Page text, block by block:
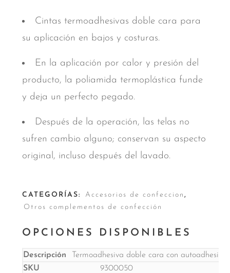
Cintas termoadhesivas doble cara para
su aplicación en bajos y costuras.
En la aplicación por calor y presión del
producto, la poliamida termoplástica funde
y deja un perfecto pegado.
Después de la operación, las telas no
sufren cambio alguno; conservan su aspecto
original, incluso después del lavado.
CATEGORÍAS: Accesorios de confeccion ,
Otros complementos de confección
OPCIONES DISPONIBLES
Termoadhesiva doble cara con
9300050